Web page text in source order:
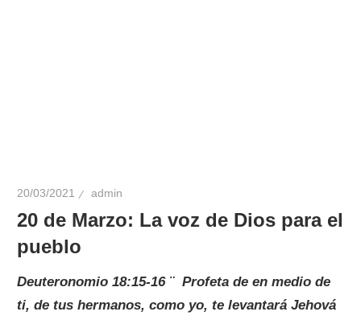
20/03/2021 admin
20 de Marzo: La voz de Dios para el
pueblo
Deuteronomio 18:15-16 ¨ Profeta de en medio de
ti, de tus hermanos, como yo, te levantará Jehová